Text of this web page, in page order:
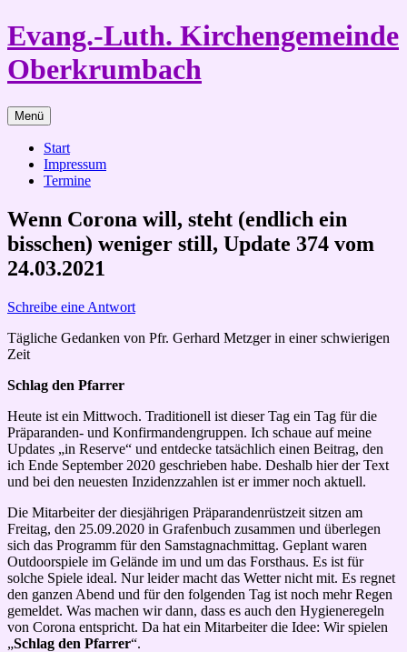
Zum
Inhalt
springen
Evang.-Luth. Kirchengemeinde
Oberkrumbach
Menü
Start
Impressum
Termine
Wenn Corona will, steht (endlich ein
bisschen) weniger still, Update 374 vom
24.03.2021
Schreibe eine Antwort
Tägliche Gedanken von Pfr. Gerhard Metzger in einer schwierigen
Zeit
Schlag den Pfarrer
Heute ist ein Mittwoch. Traditionell ist dieser Tag ein Tag für die
Präparanden- und Konfirmandengruppen. Ich schaue auf meine
Updates „in Reserve“ und entdecke tatsächlich einen Beitrag, den
ich Ende September 2020 geschrieben habe. Deshalb hier der Text
und bei den neuesten Inzidenzzahlen ist er immer noch aktuell.
Die Mitarbeiter der diesjährigen Präparandenrüstzeit sitzen am
Freitag, den 25.09.2020 in Grafenbuch zusammen und überlegen
sich das Programm für den Samstagnachmittag. Geplant waren
Outdoorspiele im Gelände im und um das Forsthaus. Es ist für
solche Spiele ideal. Nur leider macht das Wetter nicht mit. Es regnet
den ganzen Abend und für den folgenden Tag ist noch mehr Regen
gemeldet. Was machen wir dann, dass es auch den Hygieneregeln
von Corona entspricht. Da hat ein Mitarbeiter die Idee: Wir spielen
„Schlag den Pfarrer“.